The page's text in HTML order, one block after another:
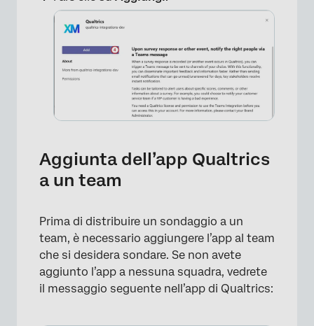
Aggiunta dell’app Qualtrics
a un team
Prima di distribuire un sondaggio a un
team, è necessario aggiungere l’app al team
che si desidera sondare. Se non avete
aggiunto l’app a nessuna squadra, vedrete
il messaggio seguente nell’app di Qualtrics: